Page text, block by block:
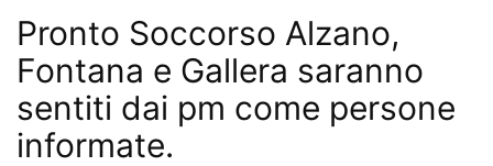
Pronto Soccorso Alzano,
Fontana e Gallera saranno
sentiti dai pm come persone
informate.